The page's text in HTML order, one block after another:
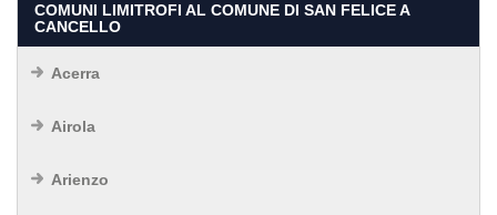
COMUNI LIMITROFI AL COMUNE DI SAN FELICE A
CANCELLO
Acerra
Airola
Arienzo